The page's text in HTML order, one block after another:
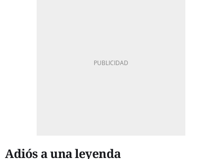
Adiós a una leyenda